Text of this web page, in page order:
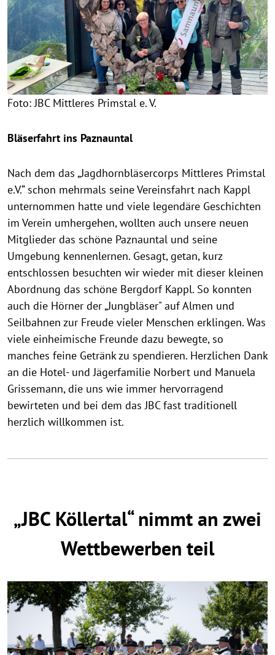
Foto: JBC Mittleres Primstal e. V.
Bläserfahrt ins Paznauntal
Nach dem das „Jagdhornbläsercorps Mittleres Primstal
e.V.“ schon mehrmals seine Vereinsfahrt nach Kappl
unternommen hatte und viele legendäre Geschichten
im Verein umhergehen, wollten auch unsere neuen
Mitglieder das schöne Paznauntal und seine
Umgebung kennenlernen. Gesagt, getan, kurz
entschlossen besuchten wir wieder mit dieser kleinen
Abordnung das schöne Bergdorf Kappl. So konnten
auch die Hörner der „Jungbläser" auf Almen und
Seilbahnen zur Freude vieler Menschen erklingen. Was
viele einheimische Freunde dazu bewegte, so
manches feine Getränk zu spendieren. Herzlichen Dank
an die Hotel- und Jägerfamilie Norbert und Manuela
Grissemann, die uns wie immer hervorragend
bewirteten und bei dem das JBC fast traditionell
herzlich willkommen ist.
„JBC Köllertal“ nimmt an zwei
Wettbewerben teil